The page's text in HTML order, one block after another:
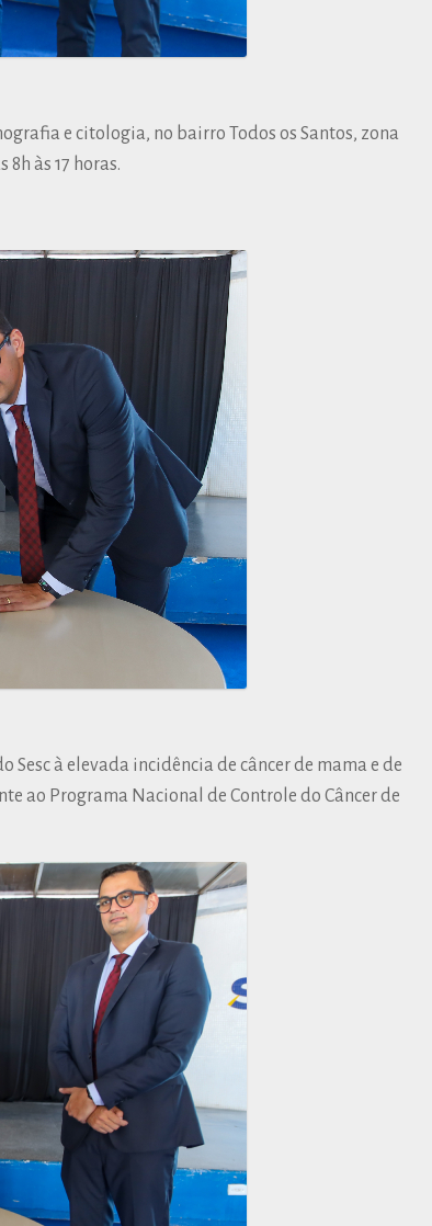
e citologia, no bairro Todos os Santos, zona
8h às 17 horas.
à elevada incidência de câncer de mama e de
ao Programa Nacional de Controle do Câncer de